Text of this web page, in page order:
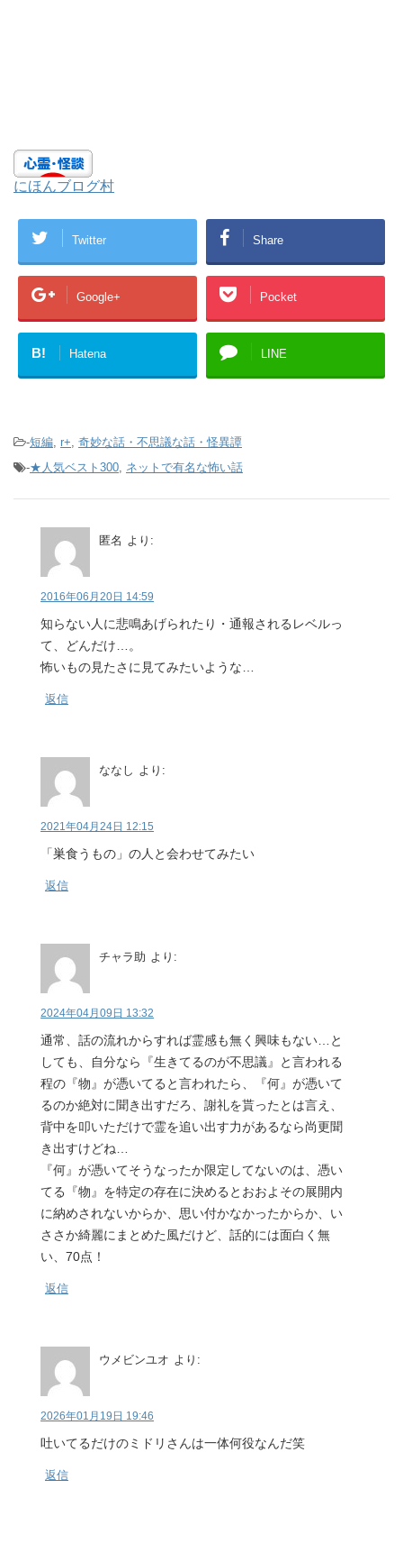
にほんブログ村
Twitter Share
Google+ Pocket
B! Hatena LINE
-短編 r+ 奇妙な話・不思議な話・怪異譚
-★人気ベスト300 ネットで有名な怖い話
匿名 より:
2016年06月20日 14:59
知らない人に悲鳴あげられたり・通報されるレベルっ
て、どんだけ…。
怖いもの見たさに見てみたいような…
返信
ななし より:
2021年04月24日 12:15
「巣食うもの」の人と会わせてみたい
返信
チャラ助 より:
2024年04月09日 13:32
通常、話の流れからすれば霊感も無く興味もない…と
しても、自分なら『生きてるのが不思議』と言われる
程の『物』が憑いてると言われたら、『何』が憑いて
るのか絶対に聞き出すだろ、謝礼を貰ったとは言え、
背中を叩いただけで霊を追い出す力があるなら尚更聞
き出すけどね…
『何』が憑いてそうなったか限定してないのは、憑い
てる『物』を特定の存在に決めるとおおよその展開内
に納めされないからか、思い付かなかったからか、い
ささか綺麗にまとめた風だけど、話的には面白く無
い、70点！
返信
ウメビンユオ より:
2026年01月19日 19:46
吐いてるだけのミドリさんは一体何役なんだ笑
返信